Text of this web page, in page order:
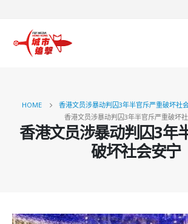
HOME 香港文员涉暴动判囚3年半官斥严重破坏社
香港文员涉暴动判囚3年半官斥严重破坏
香港文员涉暴动判囚3年
破坏社会安宁